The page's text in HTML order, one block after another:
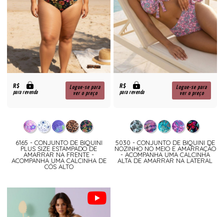
R$
para revenda
Logue-se para
ver o preço
6165 - CONJUNTO DE BIQUINI
PLUS SIZE ESTAMPADO DE
AMARRAR NA FRENTE -
ACOMPANHA UMA CALCINHA DE
CÓS ALTO
R$
para revenda
Logue-se para
ver o preço
5030 - CONJUNTO DE BIQUINI DE
NOZINHO NO MEIO E AMARRAÇÃO
- ACOMPANHA UMA CALCINHA
ALTA DE AMARRAR NA LATERAL